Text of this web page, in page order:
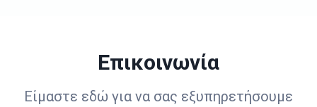
Επικοινωνία
Είμαστε εδώ για να σας εξυπηρετήσουμε